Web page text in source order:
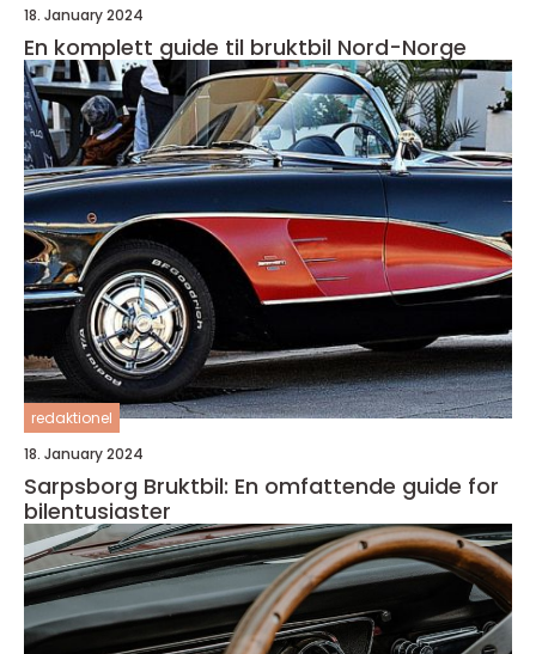
18. January 2024
En komplett guide til bruktbil Nord-Norge
redaktionel
18. January 2024
Sarpsborg Bruktbil: En omfattende guide for
bilentusiaster